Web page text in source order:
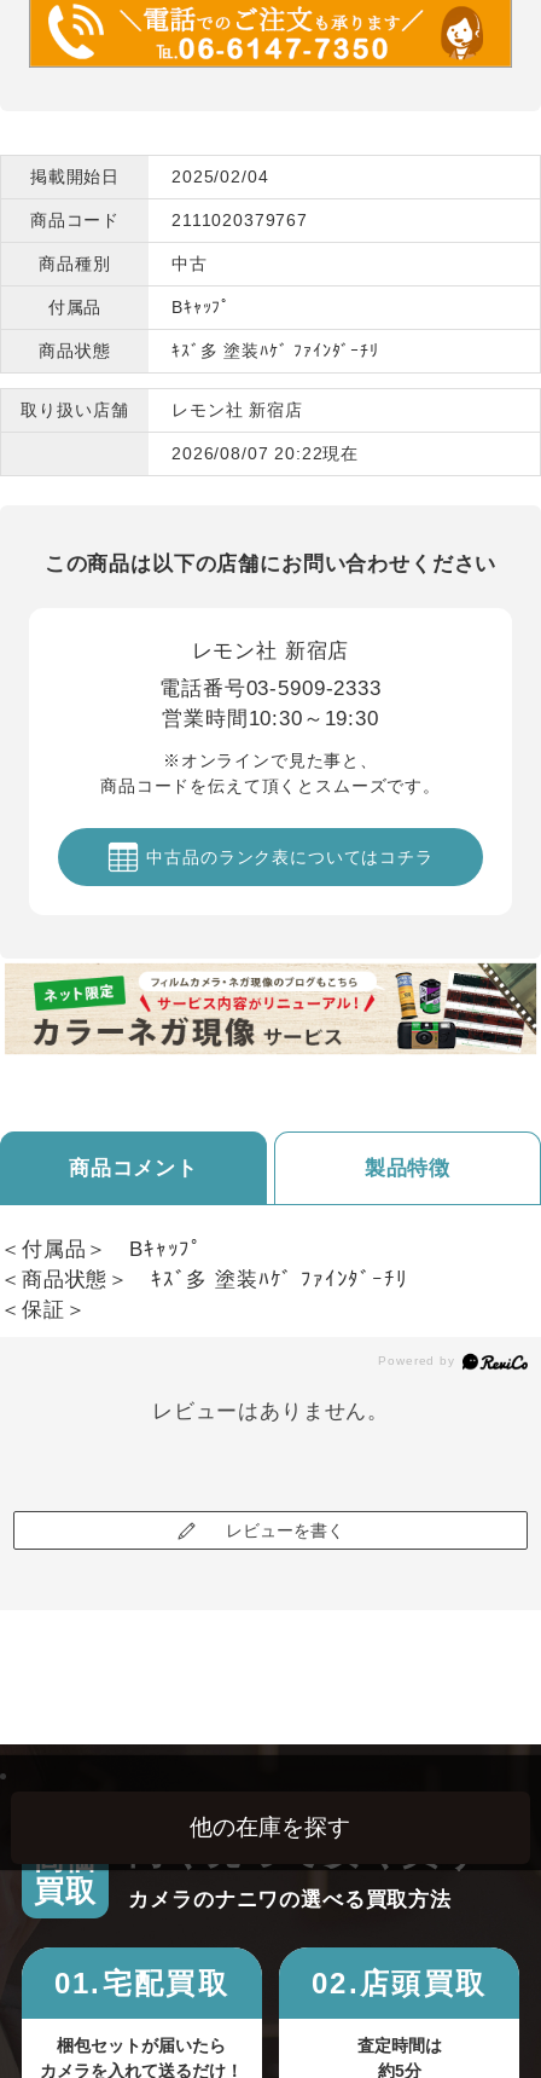
掲載開始日 2025/02/04
商品コード 2111020379767
商品種別 中古
付属品 Bｷｬｯﾌﾟ
商品状態 ｷｽﾞ多 塗装ﾊｹﾞ ﾌｧｲﾝﾀﾞｰﾁﾘ
取り扱い店舗 レモン社 新宿店
2026/08/07 20:22現在
この商品は以下の店舗にお問い合わせください
レモン社 新宿店
電話番号03-5909-2333
営業時間 10:30～19:30
※オンラインで見た事と、
商品コードを伝えて頂くとスムーズです。
中古品のランク表についてはコチラ
商品コメント 製品特徴
＜付属品＞ Bｷｬｯﾌﾟ
＜商品状態＞ ｷｽﾞ多 塗装ﾊｹﾞ ﾌｧｲﾝﾀﾞｰﾁﾘ
＜保証＞
レビューはありません。
レビューを書く
高価
買取
高く売って安く買う！
カメラのナニワの選べる買取方法
01.宅配買取
梱包セットが届いたら
カメラを入れて送るだけ！
02.店頭買取
査定時間は
約5分